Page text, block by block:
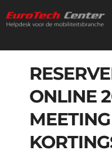
naar
Diensten
Trainingen
ONLINE